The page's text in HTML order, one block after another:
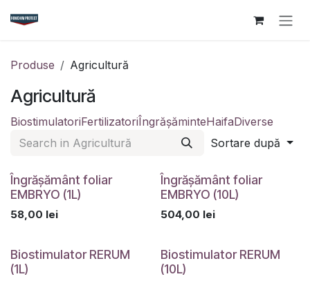
Produse Agricultură
Agricultură
BiostimulatoriFertilizatoriÎngrășăminteHaifaDiverse
Sortare după
Îngrășământ foliar
EMBRYO (1L)
58,00 lei
Îngrășământ foliar
EMBRYO (10L)
504,00 lei
Biostimulator RERUM
(1L)
Biostimulator RERUM
(10L)